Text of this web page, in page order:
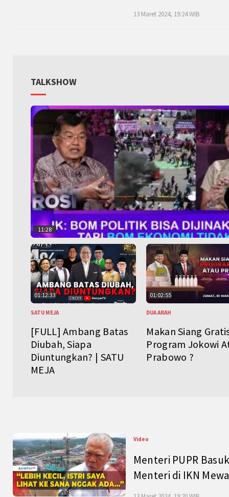
13 Maret 2024, 19:24 WIB
TALKSHOW
11:28
01:12:33
SATU MEJA
[FULL] Ambang Batas
Diubah, Siapa
Diuntungkan? | SATU
MEJA
01:02:55
DUA ARAH
Makan Siang
Program Jokowi
Prabowo ?
Video
Menteri PUPR
Menteri di IKN